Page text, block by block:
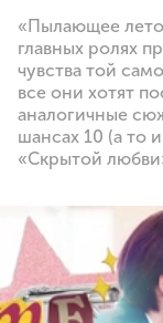
«Пылающее
главных ролях
чувства той
все они хотят
аналогичные
шансах 10 (а то
«Скрытой